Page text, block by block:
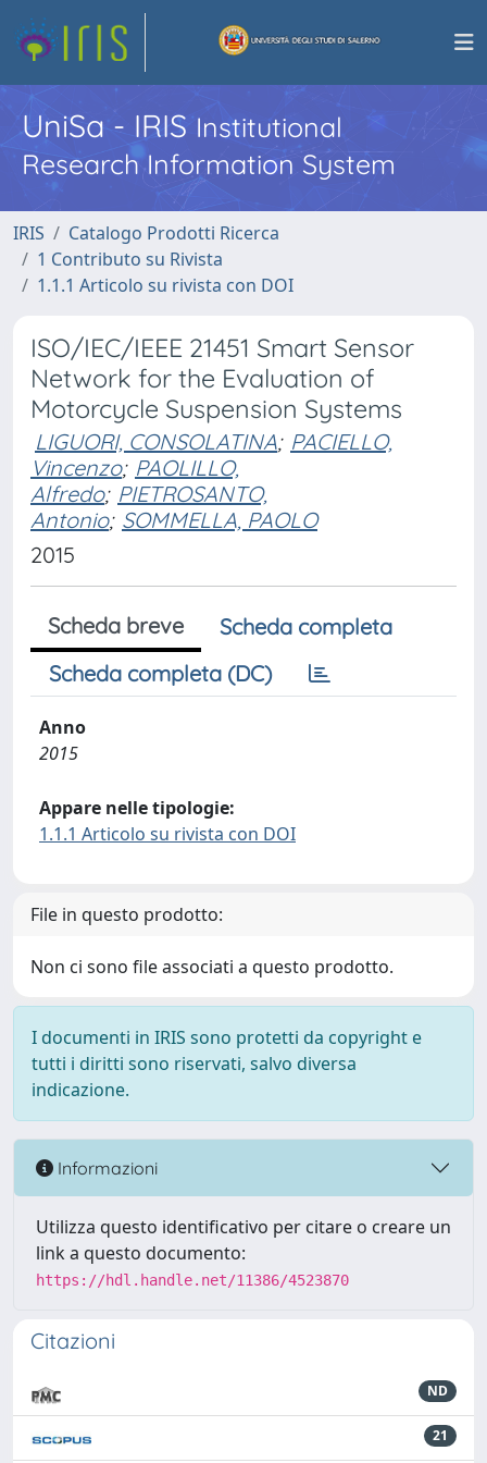
UniSa - IRISInstitutional
Research Information System
IRIS
Catalogo Prodotti Ricerca
1 Contributo su Rivista
1.1.1 Articolo su rivista con DOI
ISO/IEC/IEEE 21451 Smart Sensor
Network for the Evaluation of
Motorcycle Suspension Systems
LIGUORI, CONSOLATINA; PACIELLO,
Vincenzo; PAOLILLO,
Alfredo; PIETROSANTO,
Antonio; SOMMELLA, PAOLO
2015
Scheda breve
Scheda completa
Scheda completa (DC)
Anno
2015
Appare nelle tipologie:
1.1.1 Articolo su rivista con DOI
File in questo prodotto:
Non ci sono file associati a questo prodotto.
I documenti in IRIS sono protetti da copyright e
tutti i diritti sono riservati, salvo diversa
indicazione.
Informazioni
Utilizza questo identificativo per citare o creare un
link a questo documento:
https://hdl.handle.net/11386/4523870
Citazioni
ND
21